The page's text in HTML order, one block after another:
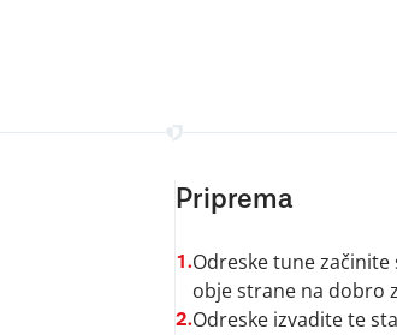
Priprema
1.Odreske tune
obje strane na dobro
2.Odreske izvadite te